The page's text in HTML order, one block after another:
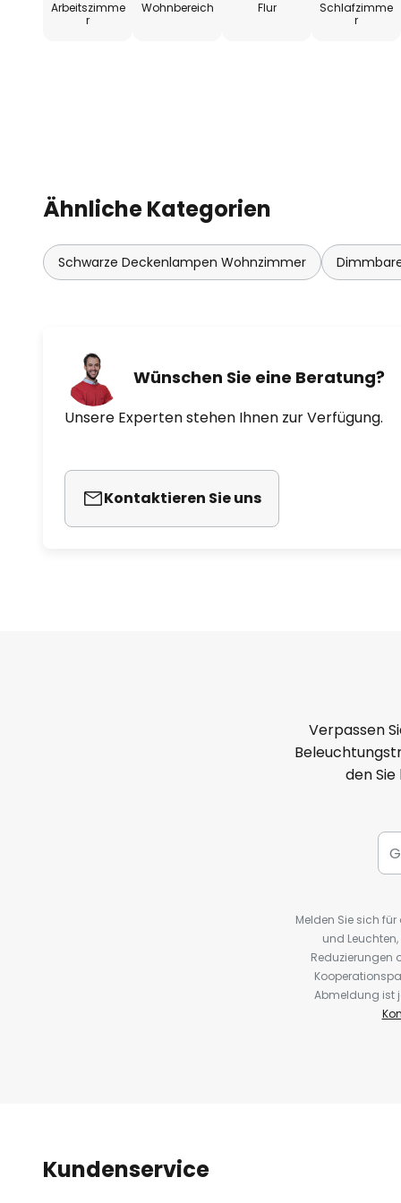
Arbeitszimme
r
Wohnbereich Flur
Schlafzimme
r
Ähnliche Kategorien
Schwarze Deckenlampen Wohnzimmer
Wünschen Sie eine Beratung?
Unsere Experten stehen Ihnen zur Verfügung.
Kontaktieren Sie uns
Verpassen
den
Melden Sie sich
und
Reduzierungen
Abmeldung ist
Kundenservice